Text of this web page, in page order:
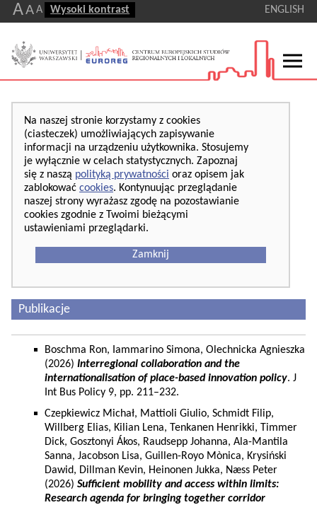
AA A Wysoki kontrast ENGLISH
Na naszej stronie korzystamy z cookies
(ciasteczek) umożliwiających zapisywanie
informacji na urządzeniu użytkownika. Stosujemy
je wyłącznie w celach statystycznych. Zapoznaj
się z naszą polityką prywatności oraz opisem jak
zablokować cookies. Kontynuując przeglądanie
naszej strony wyrażasz zgodę na pozostawianie
cookies zgodnie z Twoimi bieżącymi
ustawieniami przeglądarki.
Zamknij
Publikacje
Boschma Ron, Iammarino Simona, Olechnicka Agnieszka
(2026) Interregional collaboration and the
internationalisation of place-based innovation policy. J
Int Bus Policy 9, pp. 211–232.
Czepkiewicz Michał, Mattioli Giulio, Schmidt Filip,
Willberg Elias, Kilian Lena, Tenkanen Henrikki, Timmer
Dick, Gosztonyi Ákos, Raudsepp Johanna, Ala-Mantila
Sanna, Jacobson Lisa, Guillen-Royo Mònica, Krysiński
Dawid, Dillman Kevin, Heinonen Jukka, Næss Peter
(2026) Sufficient mobility and access within limits:
Research agenda for bringing together corridor